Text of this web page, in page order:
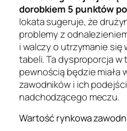
dorobkiem 5 punktów
lokata sugeruje, że
problemy z
i walczy o utrzymanie się
tabeli. Ta dysproporcja w
pewnością będzie miała
zawodników i ich
nadchodzącego meczu.
Wartość rynkowa